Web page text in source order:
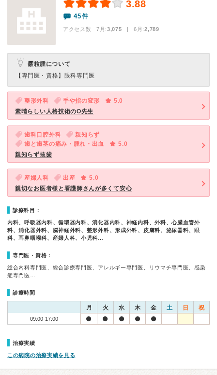
3.88
45件
アクセス数 7月:3,075 | 6月:2,789
霰粒腫について
【専門医・資格】 眼科専門医
整形外科 手や指の変形
5.0
素晴らしい人格技術のO先生
歯科口腔外科
親知らず
歯と歯茎の痛み・腫れ・出血
5.0
親知らず抜歯
産婦人科 出産
5.0
親切なお医者様と看護師さんが多くて安心
診療科目：
内科、呼吸器内科、循環器内科、消化器内科、神経内科、外科、心臓血管外
科、消化器外科、脳神経外科、整形外科、形成外科、皮膚科、泌尿器科、眼
科、耳鼻咽喉科、産婦人科、小児科…
専門医・資格：
総合内科専門医、総合診療専門医、アレルギー専門医、リウマチ専門医、感染
症専門医…
診療時間
月 火 水 木 金 土 日 祝
09:00-17:00
治療実績
この病院の治療実績を見る